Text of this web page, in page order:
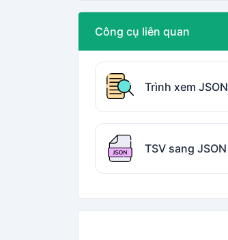
Công cụ liên quan
Trình xem JSON
TSV sang JSON